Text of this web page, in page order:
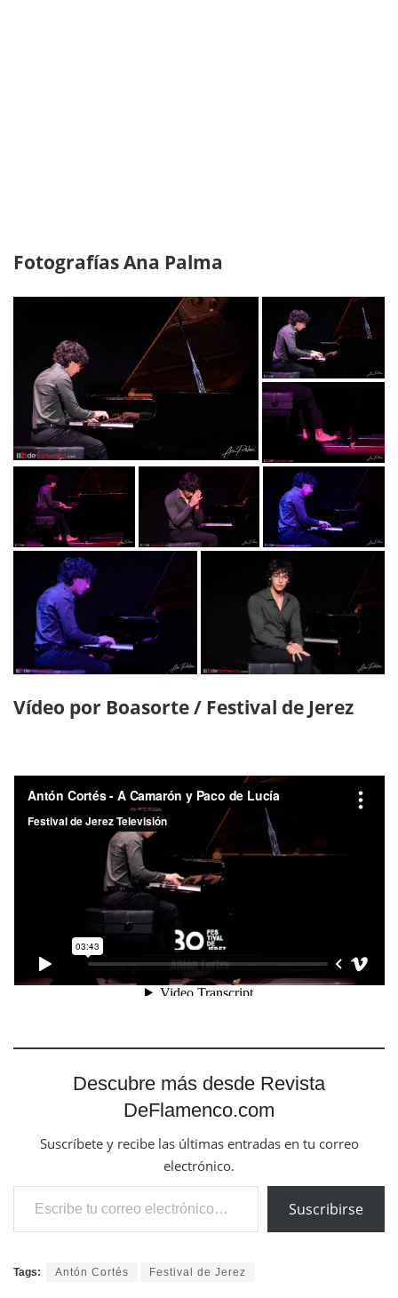
Fotografías Ana Palma
Vídeo por Boasorte / Festival de Jerez
Descubre más desde Revista
DeFlamenco.com
Suscríbete y recibe las últimas entradas en tu correo
electrónico.
Escribe tu correo electrónico…
Suscribirse
Tags: Antón Cortés Festival de Jerez